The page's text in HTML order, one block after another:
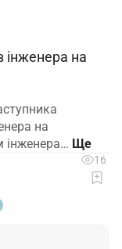
інженера на
на
інженера…
16